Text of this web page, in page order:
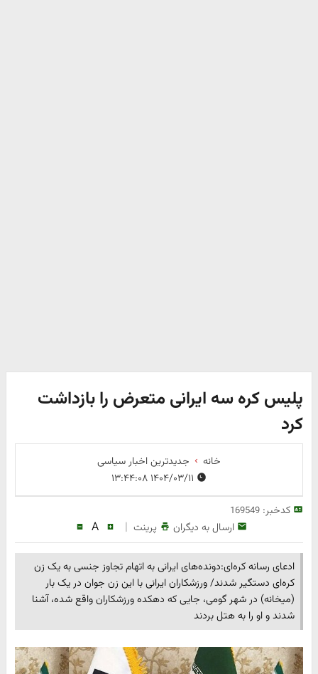
پلیس کره سه ایرانی متعرض را بازداشت
کرد
خانه
جدیدترین اخبار سیاسی
کدخبر:169549
ارسال به دیگران پرینت |
A
ادعای رسانه کره‌ای:دونده‌های ایرانی به اتهام تجاوز جنسی به یک زن
کره‌ای دستگیر شدند/ ورزشکاران ایرانی با این زن جوان در یک بار
(میخانه) در شهر گومی، جایی که دهکده ورزشکاران واقع شده، آشنا
شدند و او را به هتل بردند